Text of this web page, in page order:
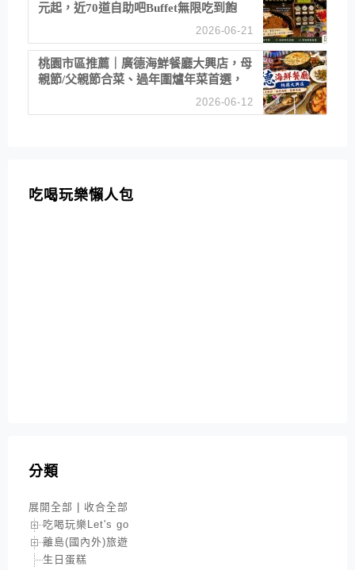
元起，近70道自助吧Buffet無限吃到飽
2026-06-21
桃園市區推薦｜廣德海鮮餐廳大興店，母
親節/父親節合菜、過年圍爐年菜首選，
2026-06-12
吃喝玩樂懶人包
分類
展開全部
收合全部
吃喝玩樂Let's go
離島(國內外)旅遊
生日蛋糕